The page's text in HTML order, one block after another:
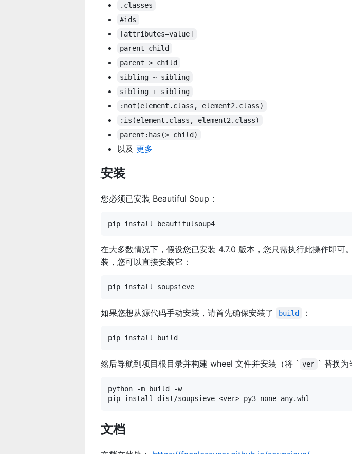
.classes
#ids
[attributes=value]
parent child
parent > child
sibling ~ sibling
sibling + sibling
:not(element.class, element2.class)
:is(element.class, element2.class)
parent:has(> child)
以及 更多
安装
您必须已安装 Beautiful Soup：
在大多数情况下，假设您已安装 4.7.0 版本，您只需执行此操作即
装，您可以直接安装它：
如果您想从源代码手动安装，请首先确保安装了 build ：
然后导航到项目根目录并构建 wheel 文件并安装（将 ` ver ` 替换为
python -m build -w
文档